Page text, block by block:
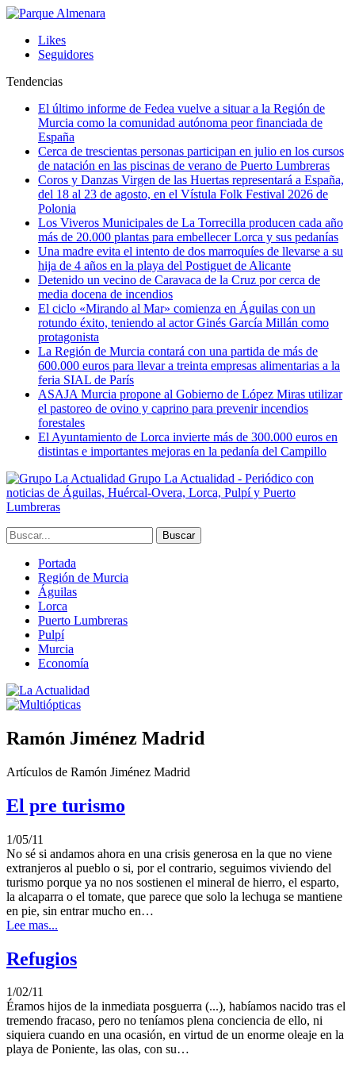
Likes
Seguidores
Tendencias
El último informe de Fedea vuelve a situar a la Región de
Murcia como la comunidad autónoma peor financiada de
España
Cerca de trescientas personas participan en julio en los cursos
de natación en las piscinas de verano de Puerto Lumbreras
Coros y Danzas Virgen de las Huertas representará a España,
del 18 al 23 de agosto, en el Vístula Folk Festival 2026 de
Polonia
Los Viveros Municipales de La Torrecilla producen cada año
más de 20.000 plantas para embellecer Lorca y sus pedanías
Una madre evita el intento de dos marroquíes de llevarse a su
hija de 4 años en la playa del Postiguet de Alicante
Detenido un vecino de Caravaca de la Cruz por cerca de
media docena de incendios
El ciclo «Mirando al Mar» comienza en Águilas con un
rotundo éxito, teniendo al actor Ginés García Millán como
protagonista
La Región de Murcia contará con una partida de más de
600.000 euros para llevar a treinta empresas alimentarias a la
feria SIAL de París
ASAJA Murcia propone al Gobierno de López Miras utilizar
el pastoreo de ovino y caprino para prevenir incendios
forestales
El Ayuntamiento de Lorca invierte más de 300.000 euros en
distintas e importantes mejoras en la pedanía del Campillo
Grupo La Actualidad - Periódico con
noticias de Águilas, Huércal-Overa, Lorca, Pulpí y Puerto
Lumbreras
Portada
Región de Murcia
Águilas
Lorca
Puerto Lumbreras
Pulpí
Murcia
Economía
Ramón Jiménez Madrid
Artículos de Ramón Jiménez Madrid
El pre turismo
1/05/11
No sé si andamos ahora en una crisis generosa en la que no viene
extranjeros al pueblo o si, por el contrario, seguimos viviendo del
turismo porque ya no nos sostienen el mineral de hierro, el esparto,
la alcaparra o el tomate, que parece que solo la lechuga se mantiene
en pie, sin entrar mucho en…
Lee mas...
Refugios
1/02/11
Éramos hijos de la inmediata posguerra (...), habíamos nacido tras el
tremendo fracaso, pero no teníamos plena conciencia de ello, ni
siquiera cuando en una ocasión, en virtud de un enorme oleaje en la
playa de Poniente, las olas, con su…